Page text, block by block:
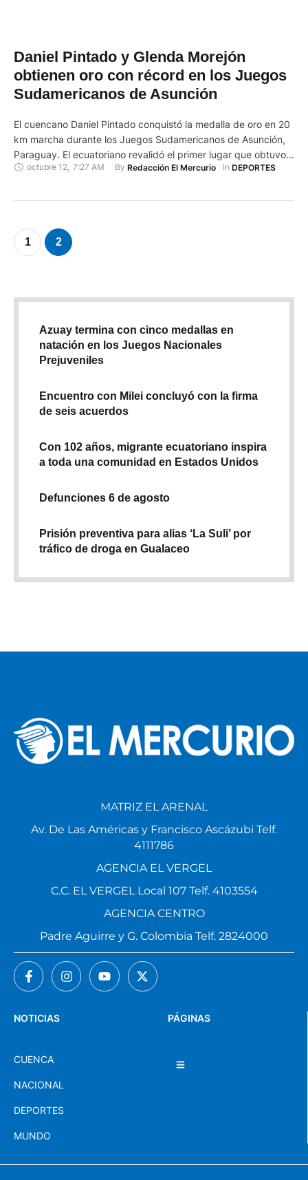
Daniel Pintado y Glenda Morejón
obtienen oro con récord en los Juegos
Sudamericanos de Asunción
El cuencano Daniel Pintado conquistó la medalla de oro en 20
km marcha durante los Juegos Sudamericanos de Asunción,
Paraguay. El ecuatoriano revalidó el primer lugar que obtuvo
en 2018 en los ODESUR de Cochabamba. En esta ocasión
Ecuador con David Hurtado (1:20:44). La medalla de bronce
octubre 12, 7:27 AM By Redacción El Mercurio In DEPORTES
1 2
Azuay termina con cinco medallas en
natación en los Juegos Nacionales
Prejuveniles
Encuentro con Milei concluyó con la firma
de seis acuerdos
Con 102 años, migrante ecuatoriano inspira
a toda una comunidad en Estados Unidos
Defunciones 6 de agosto
Prisión preventiva para alias ‘La Suli’ por
tráfico de droga en Gualaceo
PÁGINAS
NOTICIAS
CUENCA
NACIONAL
DEPORTES
MUNDO
MATRIZ EL ARENAL
Av. De Las Américas y Francisco Ascázubi Telf.
4111786
AGENCIA EL VERGEL
C.C. EL VERGEL Local 107 Telf. 4103554
AGENCIA CENTRO
Padre Aguirre y G. Colombia Telf. 2824000